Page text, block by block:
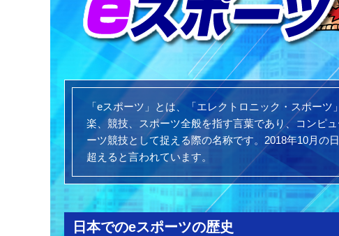
「eスポーツ」とは、「エレクトロニック・スポー
楽、競技、スポーツ全般を指す言葉であり、コンピ
ーツ競技として捉える際の名称です。2018年10月の
超えると言われています。
日本でのeスポーツの歴史